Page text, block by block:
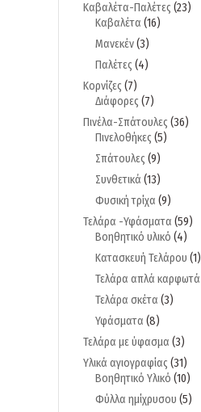
Καβαλέτα-Παλέτες (23)
Καβαλέτα (16)
Μανεκέν(3)
Παλέτες (4)
Κορνίζες (7)
Διάφορες (7)
Πινέλα-Σπάτουλες (36)
Πινελοθήκες (5)
Σπάτουλες (9)
Συνθετικά (13)
Φυσική τρίχα (9)
Τελάρα -Υφάσματα (59)
Βοηθητικό υλικό (4)
Κατασκευή Τελάρου (1)
Τελάρα απλά καρφωτά
Τελάρα σκέτα (3)
Υφάσματα (8)
Τελάρα με ύφασμα (3)
Υλικά αγιογραφίας (31)
Βοηθητικό Υλικό (10)
Φύλλα ημίχρυσου (5)